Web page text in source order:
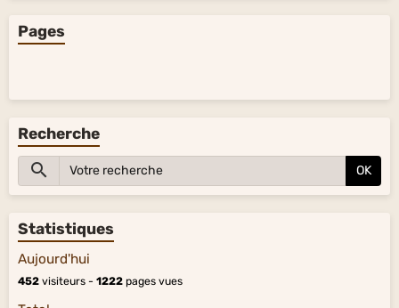
Pages
Recherche
OK
Statistiques
Aujourd'hui
452 visiteurs - 1222 pages vues